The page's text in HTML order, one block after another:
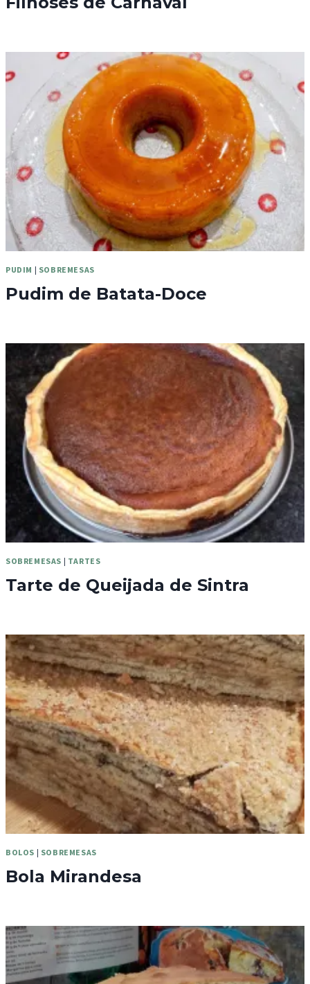
PUDIM | SOBREMESAS
Pudim de Batata-Doce
SOBREMESAS | TARTES
Tarte de Queijada de Sintra
BOLOS | SOBREMESAS
Bola Mirandesa